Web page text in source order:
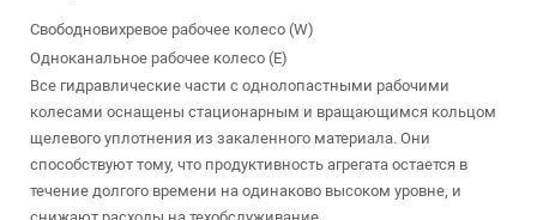
Свободновихревое рабочее колесо (W)
Одноканальное рабочее колесо (E)
Все гидравлические части с однолопастными рабочими
колесами оснащены стационарным и вращающимся кольцом
щелевого уплотнения из закаленного материала. Они
способствуют тому, что продуктивность агрегата остается в
течение долгого времени на одинаково высоком уровне, и